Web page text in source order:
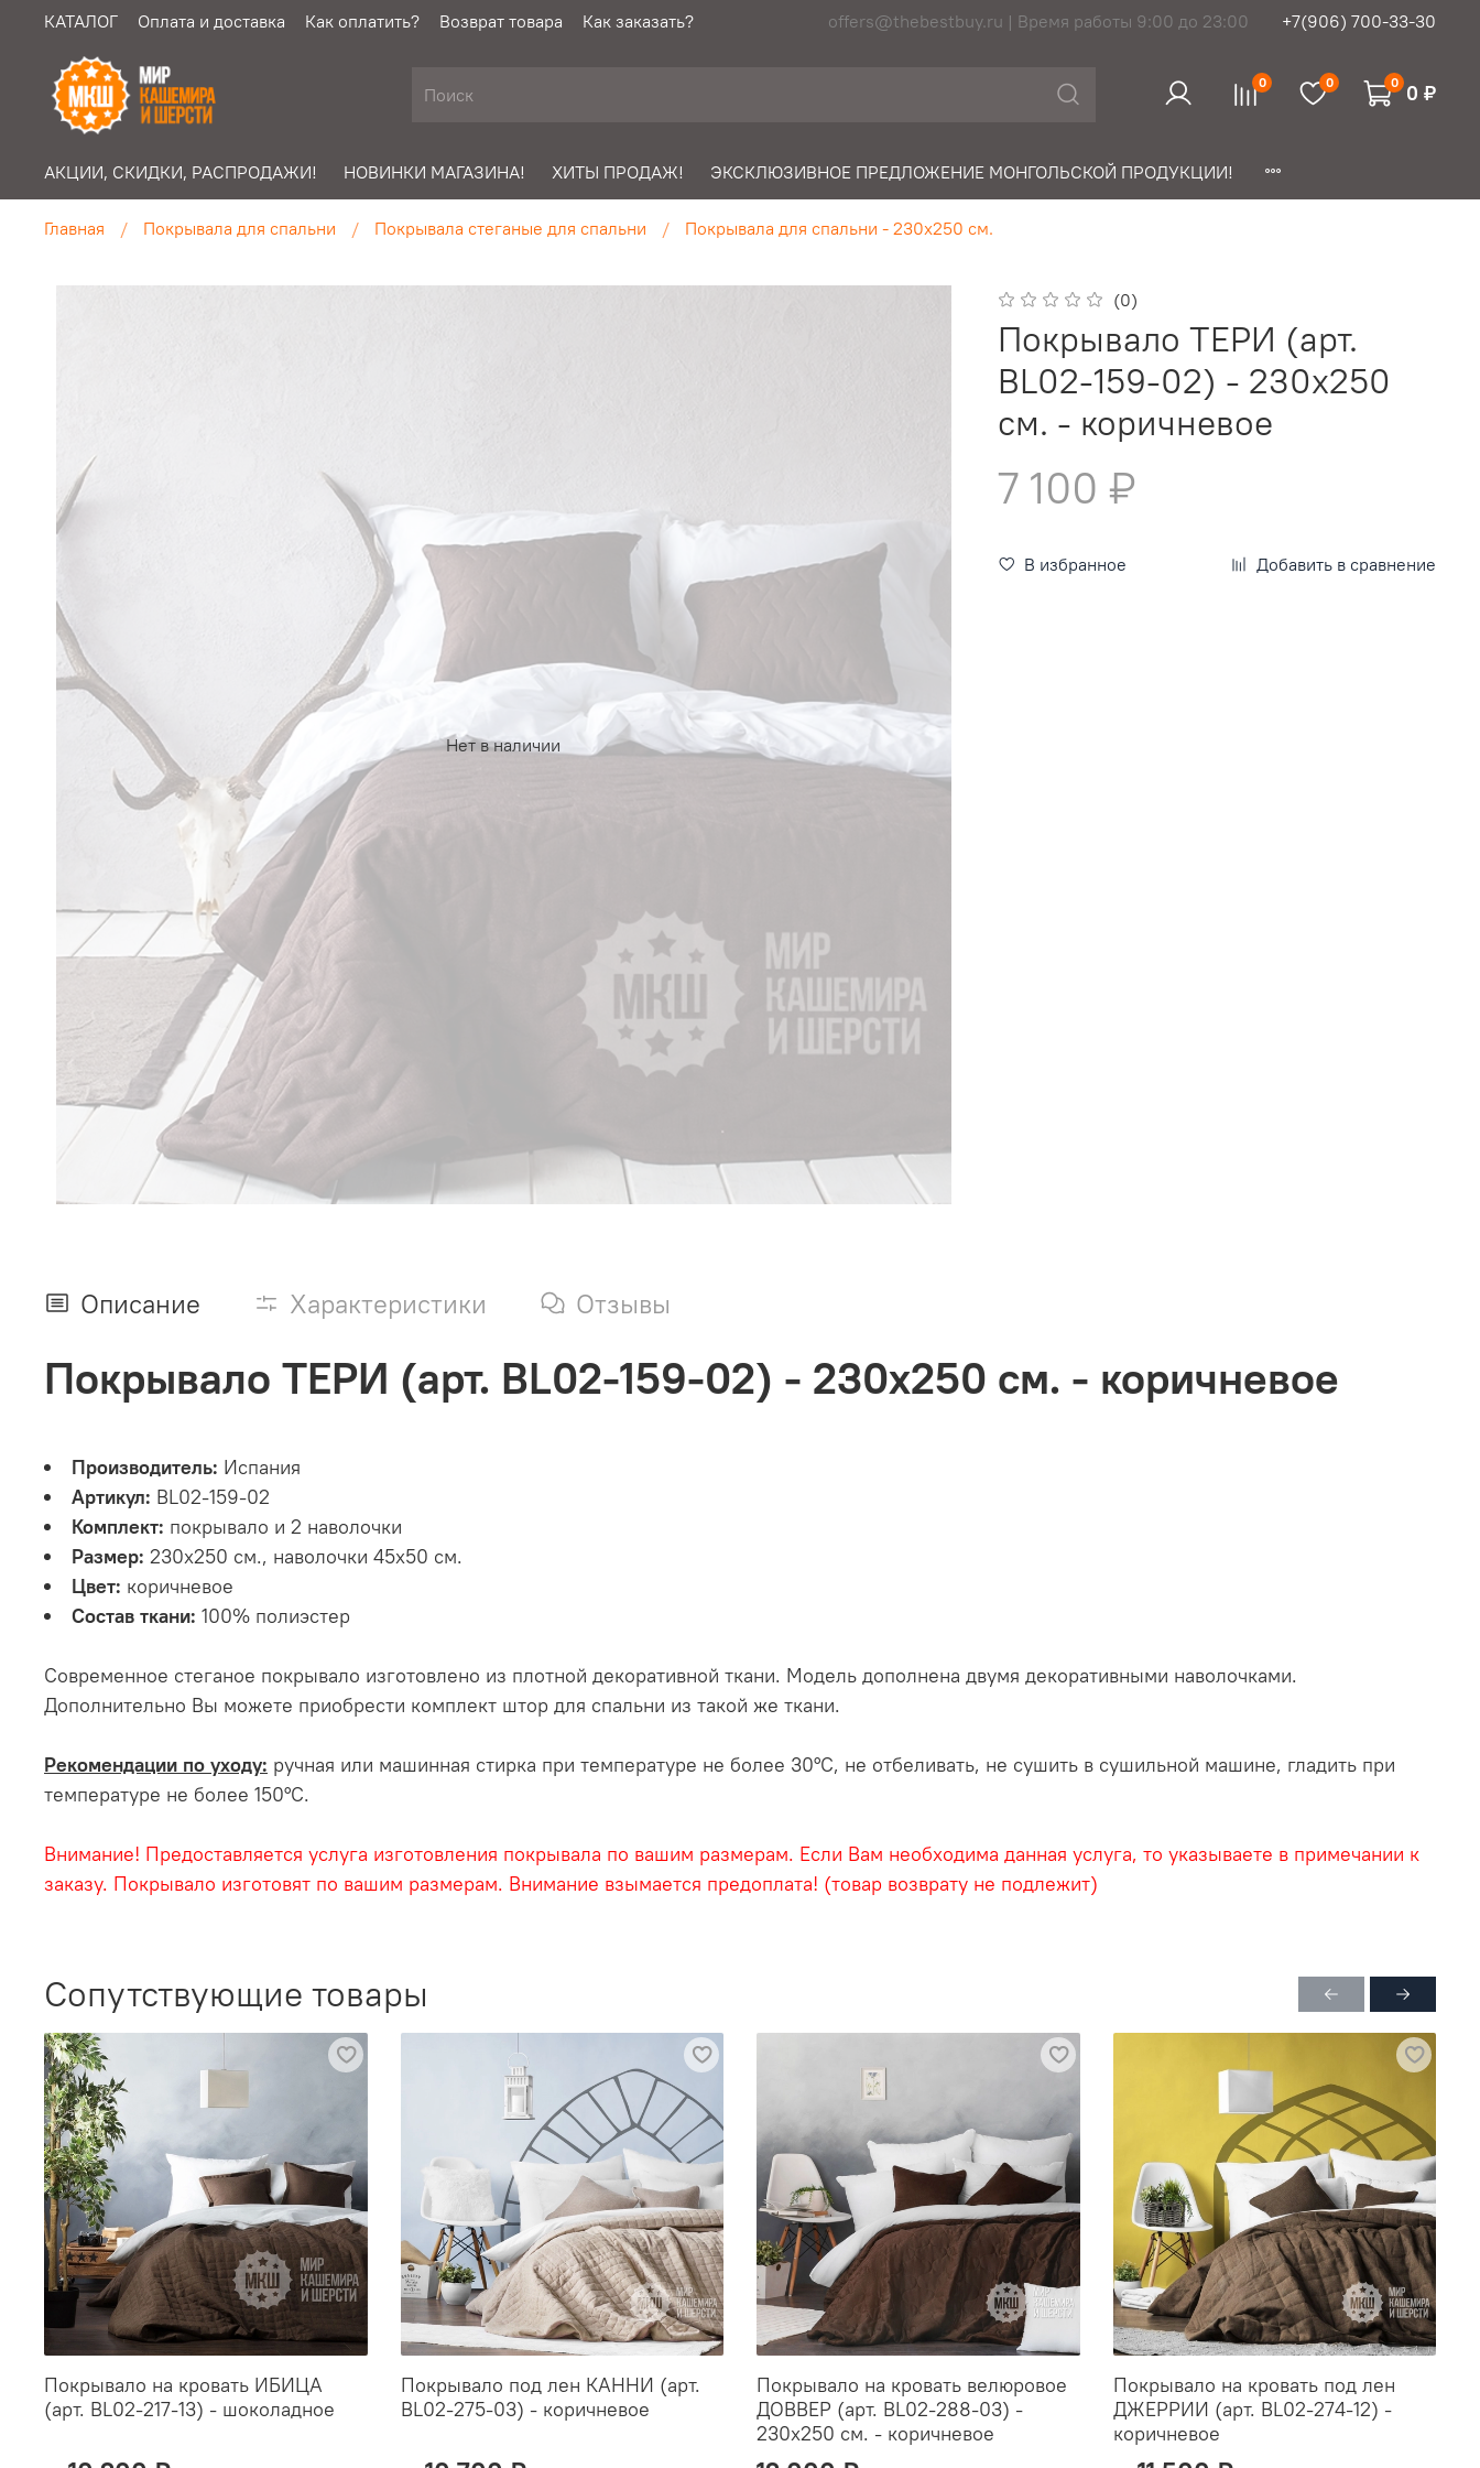
КАТАЛОГ Оплата и доставка Как оплатить? Возврат товара Как заказать? offers@thebestbuy.ru | Время работы 9:00 до 23:00 +7(906) 700-33-30
0 0 0 0 ₽
АКЦИИ, СКИДКИ, РАСПРОДАЖИ! НОВИНКИ МАГАЗИНА! ХИТЫ ПРОДАЖ! ЭКСКЛЮЗИВНОЕ ПРЕДЛОЖЕНИЕ МОНГОЛЬСКОЙ ПРОДУКЦИИ!
Главная Покрывала для спальни Покрывала стеганые для спальни Покрывала для спальни - 230х250 см.
Нет в наличии
(0)
Покрывало ТЕРИ (арт.
BL02-159-02) - 230х250
см. - коричневое
7 100 ₽
В избранное Добавить в сравнение
Описание Характеристики Отзывы
Покрывало ТЕРИ (арт. BL02-159-02) - 230х250 см. - коричневое
Производитель: Испания
Артикул: BL02-159-02
Комплект: покрывало и 2 наволочки
Размер: 230х250 см., наволочки 45х50 см.
Цвет: коричневое
Состав ткани: 100% полиэстер
Современное стеганое покрывало изготовлено из плотной декоративной ткани. Модель дополнена двумя декоративными наволочками.
Дополнительно Вы можете приобрести комплект штор для спальни из такой же ткани.
Рекомендации по уходу: ручная или машинная стирка при температуре не более 30°С, не отбеливать, не сушить в сушильной машине, гладить при
температуре не более 150°С.
Внимание! Предоставляется услуга изготовления покрывала по вашим размерам. Если Вам необходима данная услуга, то указываете в примечании к
заказу. Покрывало изготовят по вашим размерам. Внимание взымается предоплата! (товар возврату не подлежит)
Сопутствующие товары
Покрывало на кровать ИБИЦА
(арт. BL02-217-13) - шоколадное
Покрывало под лен КАННИ (арт.
BL02-275-03) - коричневое
Покрывало на кровать велюровое
ДОВВЕР (арт. BL02-288-03) -
230х250 см. - коричневое
Покрывало на кровать под лен
ДЖЕРРИИ (арт. BL02-274-12) -
коричневое